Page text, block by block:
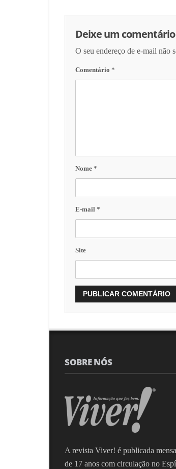
Deixe um comentário
O seu endereço de e-mail não
Comentário *
Nome *
E-mail *
Site
SOBRE NÓS
A revista Viver! é publicada
de 17 anos com circulação no